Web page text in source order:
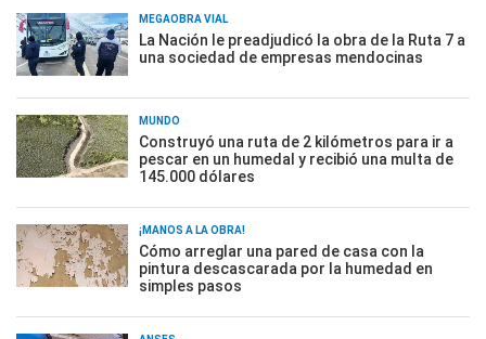
MEGAOBRA VIAL
La Nación le preadjudicó la obra de la Ruta 7 a
una sociedad de empresas mendocinas
MUNDO
Construyó una ruta de 2 kilómetros para ir a
pescar en un humedal y recibió una multa de
145.000 dólares
¡MANOS A LA OBRA!
Cómo arreglar una pared de casa con la
pintura descascarada por la humedad en
simples pasos